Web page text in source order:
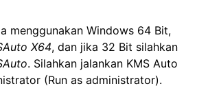
menggunakan Windows 64 Bit,
X64, dan jika 32 Bit silahkan
. Silahkan jalankan KMS Auto
(Run as administrator).